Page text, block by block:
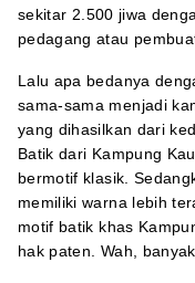
sekitar 2.500 jiwa
pedagang atau
Lalu apa bedanya
sama-sama menjadi
yang dihasilkan dari
Batik dari Kampung
bermotif klasik.
memiliki warna lebih
motif batik khas
hak paten. Wah,